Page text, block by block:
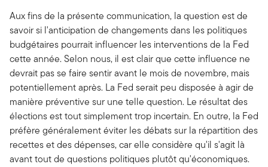
Aux fins de la présente communication, la question est de
savoir si l'anticipation de changements dans les politiques
budgétaires pourrait influencer les interventions de la Fed
cette année. Selon nous, il est clair que cette influence ne
devrait pas se faire sentir avant le mois de novembre, mais
potentiellement après. La Fed serait peu disposée à agir de
manière préventive sur une telle question. Le résultat des
élections est tout simplement trop incertain. En outre, la Fed
préfère généralement éviter les débats sur la répartition des
recettes et des dépenses, car elle considère qu'il s'agit là
avant tout de questions politiques plutôt qu'économiques.